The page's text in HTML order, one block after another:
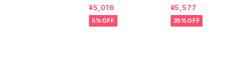
ド 4枚セット キャンピン
グセーフティーアイテム
¥5,016
5%OFF
ヴィー アラームグリップ
ロック ZHL 盗難防止警
報付きバイクロック
¥5,577
35%OFF